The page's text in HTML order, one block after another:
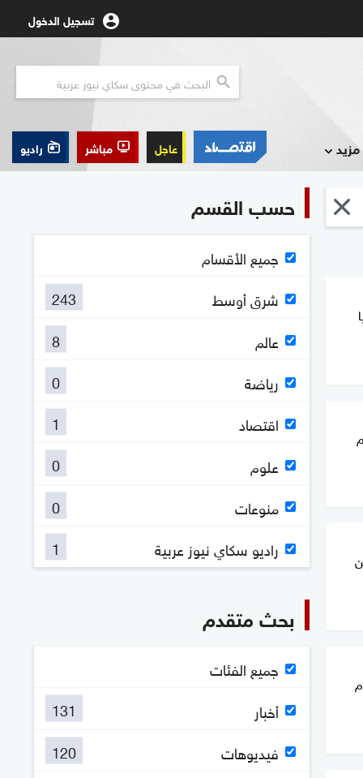
تسجيل الدخول
مزيد عاجل مباشر راديو
حسب القسم
جميع الأقسام
شرق أوسط
243
عالم
8
رياضة
0
اقتصاد
1
علوم
0
منوعات
0
راديو سكاي نيوز عربية
1
بحث متقدم
جميع الفئات
أخبار
131
فيديوهات
120